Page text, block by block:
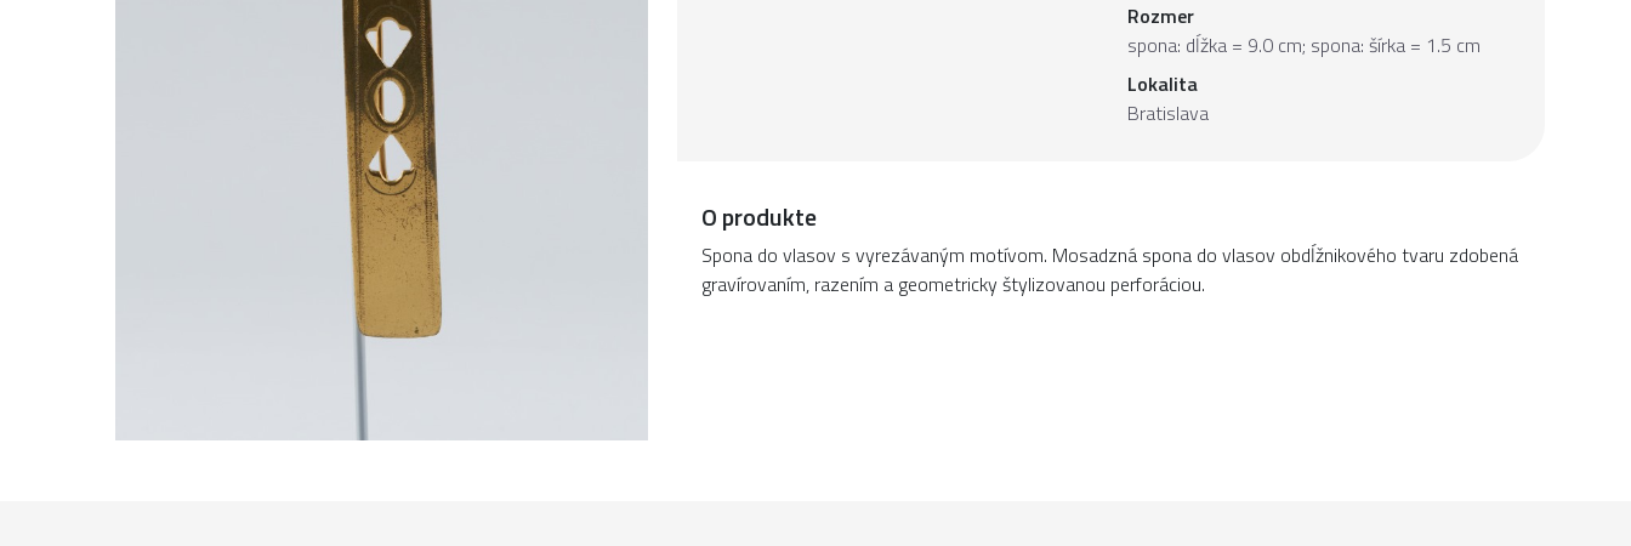
Rozmer
spona: dĺžka = 9.0 cm; spona: šírka = 1.5 cm
Lokalita
Bratislava
O produkte
Spona do vlasov s vyrezávaným motívom. Mosadzná spona do vlasov obdĺžnikového tvaru zdobená
gravírovaním, razením a geometricky štylizovanou perforáciou.